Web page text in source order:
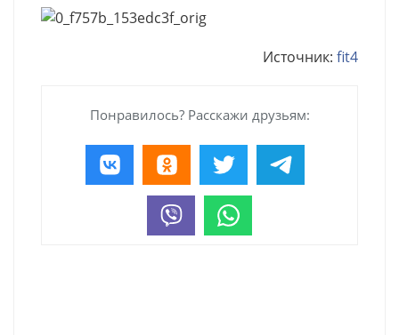
Источник: fit4
Понравилось? Расскажи друзьям: